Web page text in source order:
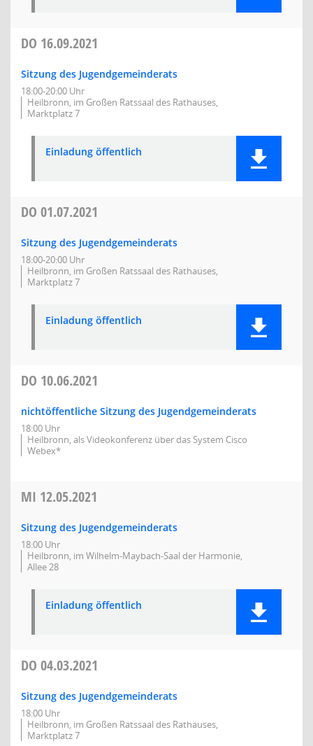
DO 16.09.2021
Sitzung des Jugendgemeinderats
18:00-20:00 Uhr
Heilbronn, im Großen Ratssaal des Rathauses,
Marktplatz 7
Einladung öffentlich
DO 01.07.2021
Sitzung des Jugendgemeinderats
18:00-20:00 Uhr
Heilbronn, im Großen Ratssaal des Rathauses,
Marktplatz 7
Einladung öffentlich
DO 10.06.2021
nichtöffentliche Sitzung des Jugendgemeinderats
18:00 Uhr
Heilbronn, als Videokonferenz über das System Cisco
Webex*
MI 12.05.2021
Sitzung des Jugendgemeinderats
18:00 Uhr
Heilbronn, im Wilhelm-Maybach-Saal der Harmonie,
Allee 28
Einladung öffentlich
DO 04.03.2021
Sitzung des Jugendgemeinderats
18:00 Uhr
Heilbronn, im Großen Ratssaal des Rathauses,
Marktplatz 7